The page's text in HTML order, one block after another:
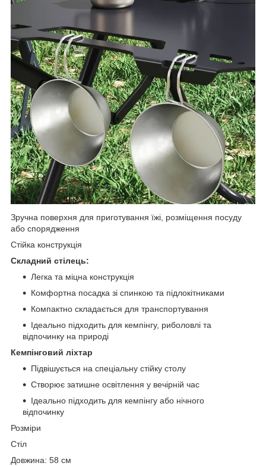
Зручна поверхня для приготування їжі, розміщення посуду
або спорядження
Стійка конструкція
Складний стілець:
Легка та міцна конструкція
Комфортна посадка зі спинкою та підлокітниками
Компактно складається для транспортування
Ідеально підходить для кемпінгу, риболовлі та
відпочинку на природі
Кемпінговий ліхтар
Підвішується на спеціальну стійку столу
Створює затишне освітлення у вечірній час
Ідеально підходить для кемпінгу або нічного
відпочинку
Розміри
Стіл
Довжина: 58 см